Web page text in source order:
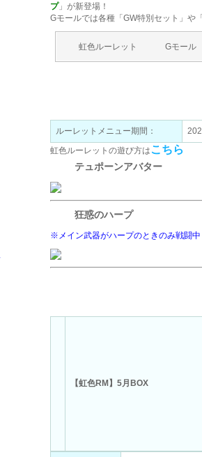
プ」が新登場！
Gモールでは各種「GW特別セット」や
虹色ルーレット Gモール
ルーレットメニュー期間：
虹色ルーレットの遊び方は こちら
テュポーンアバター
狂惑のハープ
※メイン武器がハープのときのみ戦闘中
【虹色RM】5月BOX